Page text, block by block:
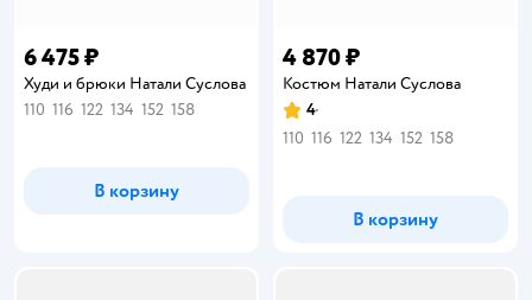
6 475 ₽
Худи и брюки Натали Суслова
110 116 122 134 152 158
В корзину
4 870 ₽
Костюм Натали Суслова
Рейтинг:
4
110 116 122 134 152 158
В корзину